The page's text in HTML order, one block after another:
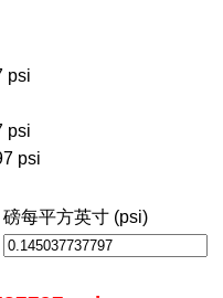
psi
psi
psi
磅每平方英寸 (psi)